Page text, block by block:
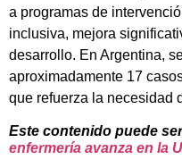
a programas de
inclusiva, mejora
desarrollo. En Argentina,
aproximadamente 17
que refuerza la necesidad
Este contenido puede
enfermería avanza en la